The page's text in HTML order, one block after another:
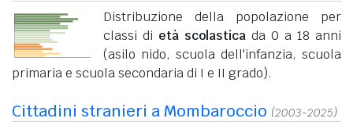
Distribuzione della popolazione per
classi di età scolastica da 0 a 18 anni
(asilo nido, scuola dell'infanzia, scuola
primaria e scuola secondaria di I e II grado).
Cittadini stranieri a Mombaroccio (2003-2025)